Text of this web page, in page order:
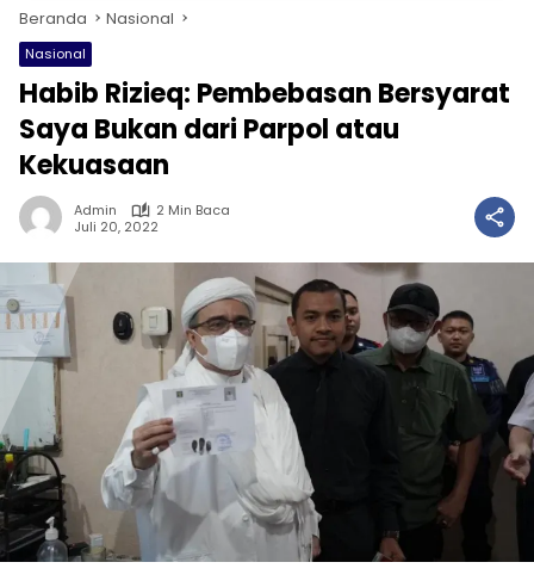
Beranda Nasional
Nasional
Habib Rizieq: Pembebasan Bersyarat
Saya Bukan dari Parpol atau
Kekuasaan
Admin
2 Min Baca
Juli 20, 2022